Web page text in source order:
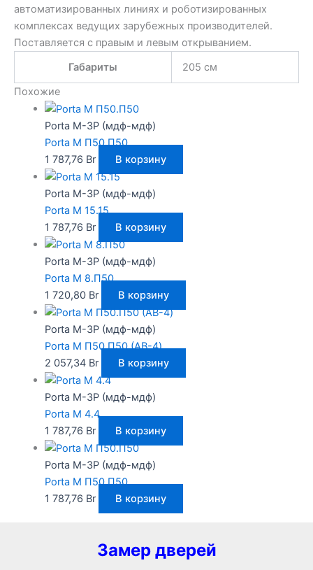
автоматизированных линиях и роботизированных
комплексах ведущих зарубежных производителей.
Поставляется с правым и левым открыванием.
Габариты
205 см
Похожие
Porta M-3P (мдф-мдф)
Porta M П50.П50
1 787,76 Br В корзину
Porta M-3P (мдф-мдф)
Porta M 15.15
1 787,76 Br В корзину
Porta M-3P (мдф-мдф)
Porta M 8.П50
1 720,80 Br В корзину
Porta M-3P (мдф-мдф)
Porta M П50.П50 (AB-4)
2 057,34 Br В корзину
Porta M-3P (мдф-мдф)
Porta M 4.4
1 787,76 Br В корзину
Porta M-3P (мдф-мдф)
Porta M П50.П50
1 787,76 Br В корзину
Замер дверей